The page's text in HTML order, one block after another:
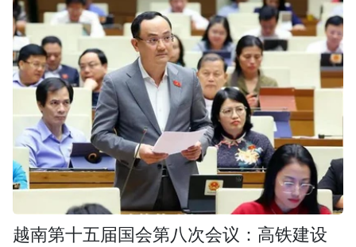
越南第十五届国会第八次会议：高铁建设